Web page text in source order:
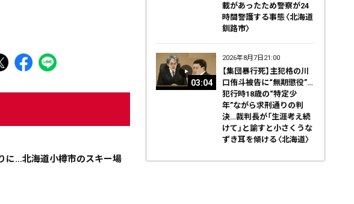
に…北海道小樽市のスキー場
載があったため警察が24
時間警護する事態〈北海道
釧路市〉
03:04
2026年8月7日21:00
【集団暴行死】主犯格の川
口侑斗被告に“無期懲役”…
犯行時18歳の“特定少
年”ながら求刑通りの判
決…裁判長が「生涯考え続
けて」と諭すと小さくうな
ずき耳を傾ける〈北海道〉